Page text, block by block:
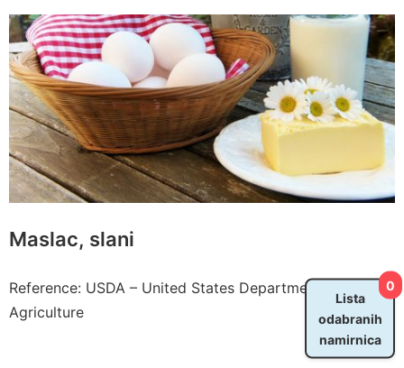
Maslac, slani
Reference: USDA – United States Department of
Agriculture
0
Lista
odabranih
namirnica